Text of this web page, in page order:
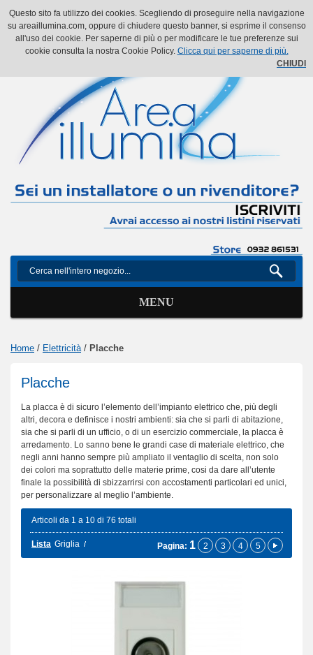
Il mio account Il mio carrello Vai alla Cassa Accedi
MENU
Home / Elettricità / Placche
Placche
La placca è di sicuro l’elemento dell’impianto elettrico che, più degli
altri, decora e definisce i nostri ambienti: sia che si parli di abitazione,
sia che si parli di un ufficio, o di un esercizio commerciale, la placca è
arredamento. Lo sanno bene le grandi case di materiale elettrico, che
negli anni hanno sempre più ampliato il ventaglio di scelta, non solo
dei colori ma soprattutto delle materie prime, cosi da dare all’utente
finale la possibilità di sbizzarrirsi con accostamenti particolari ed unici,
per personalizzare al meglio l’ambiente.
Articoli da 1 a 10 di 76 totali
Lista Griglia Pagina: 1 2 3 4 5
Questo sito fa utilizzo dei cookies. Scegliendo di proseguire nella navigazione
su areaillumina.com, oppure di chiudere questo banner, si esprime il consenso
all'uso dei cookie. Per saperne di più o per modificare le tue preferenze sui
cookie consulta la nostra Cookie Policy. Clicca qui per saperne di più.
CHIUDI